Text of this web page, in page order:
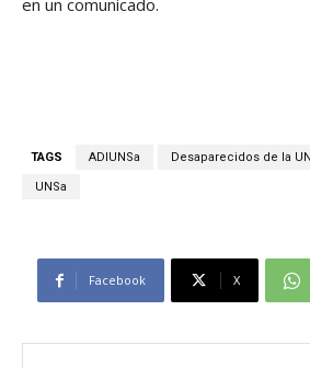
en un comunicado.
TAGS ADIUNSa Desaparecidos de la
UNSa
Facebook X